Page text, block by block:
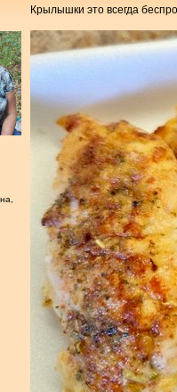
Крылышки это всегда